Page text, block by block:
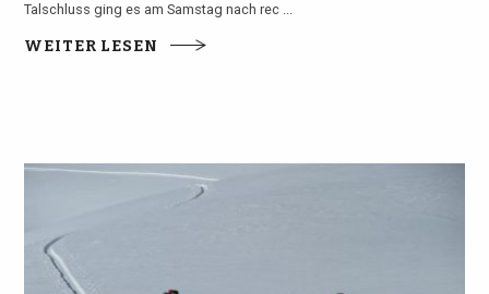
Talschluss ging es am Samstag nach rec ...
WEITER LESEN